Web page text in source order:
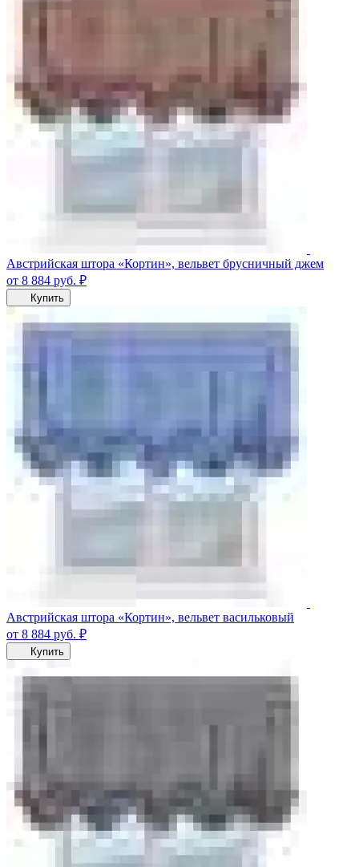
Австрийская штора «Кортин», вельвет брусничный джем
от 8 884 руб. ₽
Купить
Австрийская штора «Кортин», вельвет васильковый
от 8 884 руб. ₽
Купить